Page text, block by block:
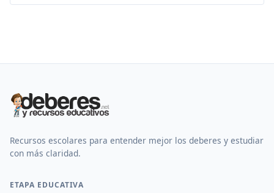
Recursos escolares para entender mejor los deberes y estudiar
con más claridad.
ETAPA EDUCATIVA